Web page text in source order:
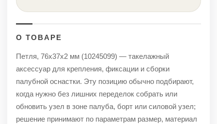
О ТОВАРЕ
Петля, 76х37х2 мм (10245099) — такелажный
аксессуар для крепления, фиксации и сборки
палубной оснастки. Эту позицию обычно подбирают,
когда нужно без лишних переделок собрать или
обновить узел в зоне палуба, борт или силовой узел;
решение принимают по параметрам размер, материал